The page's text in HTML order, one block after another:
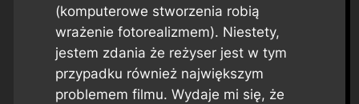
(komputerowe stworzenia robią
wrażenie fotorealizmem). Niestety,
jestem zdania że reżyser jest w tym
przypadku również największym
problemem filmu. Wydaje mi się, że